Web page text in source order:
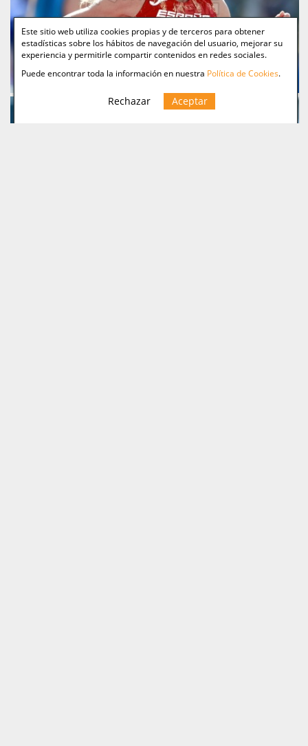
Este sitio web utiliza cookies propias y de terceros para obtener
estadísticas sobre los hábitos de navegación del usuario, mejorar su
experiencia y permitirle compartir contenidos en redes sociales.
Puede encontrar toda la información en nuestra Política de Cookies.
Rechazar Aceptar